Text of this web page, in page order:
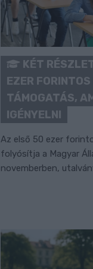
KÉT
EZER
TÁMOGATÁS,
IGÉNYELNI
Az első 50 ezer
folyósítja a Magyar
novemberben,